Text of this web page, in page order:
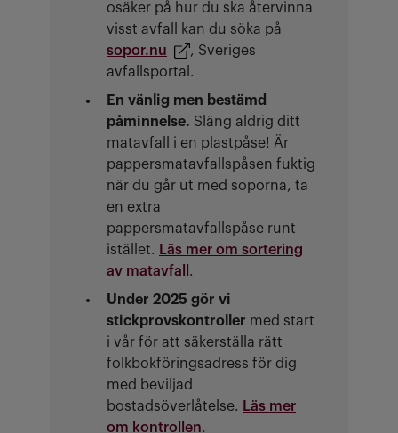
osäker på hur du ska återvinna
visst avfall kan du söka på
sopor.nu
, Sveriges
avfallsportal.
En vänlig men bestämd
påminnelse. Släng aldrig ditt
matavfall i en plastpåse! Är
pappersmatavfallspåsen fuktig
när du går ut med soporna, ta
en extra
pappersmatavfallspåse runt
istället. Läs mer om sortering
av matavfall .
Under 2025 gör vi
stickprovskontroller med start
i vår för att säkerställa rätt
folkbokföringsadress för dig
med beviljad
bostadsöverlåtelse. Läs mer
om kontrollen.